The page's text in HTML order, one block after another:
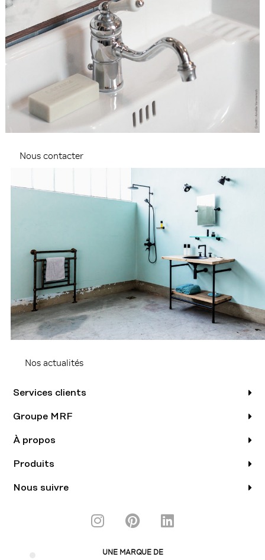
Nous contacter
Nos actualités
Services clients
Groupe MRF
À propos
Produits
Nous suivre
I
n
s
P
i
n
L
i
UNE MARQUE DE